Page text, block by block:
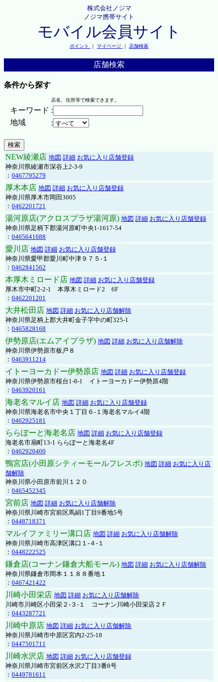
株式会社ノジマ
ノジマ携帯サイト
モバイル会員サイト
ポイント ｜ マイページ ｜ 店舗検索
店舗検索
条件から探す
店名、住所等で検索できます。
キーワード :
地域
:
NEW綾瀬店 地図 詳細 お気に入り店舗登録
神奈川県綾瀬市深谷上2-3-9
： 0467795279
厚木本店 地図 詳細 お気に入り店舗登録
神奈川県厚木市岡田3005
： 0462201721
湯河原店(アクロスプラザ湯河原) 地図 詳細 お気に入り店舗登録
神奈川県足柄下郡湯河原町中央1-1617-54
： 0465641688
愛川店 地図 詳細 お気に入り店舗登録
神奈川県愛甲郡愛川町中津９７５-１
： 0462841562
本厚木ミロード店 地図 詳細 お気に入り店舗登録
厚木市中町2-2-1 本厚木ミロード2 6F
： 0462201201
大井松田店 地図 詳細 お気に入り店舗解除
神奈川県足柄上郡大井町金子字中の町325-1
： 0465828168
伊勢原店(エムアイプラザ) 地図 詳細 お気に入り店舗解除
神奈川県伊勢原市板戸８
： 0463911214
イトーヨーカドー伊勢原店 地図 詳細 お気に入り店舗登録
神奈川県伊勢原市桜台1-8-1 イトーヨーカドー伊勢原4階
： 0463920161
海老名マルイ店 地図 詳細 お気に入り店舗登録
神奈川県海老名市中央１丁目６-１海老名マルイ4階
： 0462925181
ららぽーと海老名店 地図 詳細 お気に入り店舗登録
海老名市扇町13-1 ららぽーと海老名4F
： 0462920400
鴨宮店(小田原シティーモールフレスポ) 地図 詳細 お気に入り店
舗解除
神奈川県小田原市前川１２０
： 0465452345
宮前店 地図 詳細 お気に入り店舗解除
神奈川県川崎市宮前区馬絹1丁目9番地5号
： 0448718371
マルイファミリー溝口店 地図 詳細 お気に入り店舗解除
神奈川県川崎市高津区溝口１-４-１
： 0448222525
鎌倉店(コーナン鎌倉大船モール) 地図 詳細 お気に入り店舗解除
神奈川県鎌倉市岡本１１８８番地１
： 0467421422
川崎小田栄店 地図 詳細 お気に入り店舗解除
川崎市川崎区小田栄２‐３‐１ コーナン川崎小田栄店２Ｆ
： 0443287721
川崎中原店 地図 詳細 お気に入り店舗解除
神奈川県川崎市中原区宮内2-25-18
： 0447501711
川崎水沢店 地図 詳細 お気に入り店舗登録
神奈川県川崎市宮前区水沢2丁目3番8号
： 0449781611